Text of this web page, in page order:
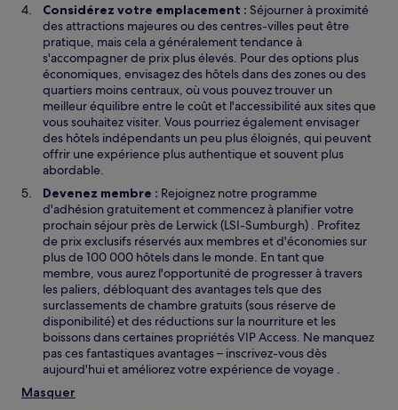
Considérez votre emplacement : Séjourner à proximité
des attractions majeures ou des centres-villes peut être
pratique, mais cela a généralement tendance à
s'accompagner de prix plus élevés. Pour des options plus
économiques, envisagez des hôtels dans des zones ou des
quartiers moins centraux, où vous pouvez trouver un
meilleur équilibre entre le coût et l'accessibilité aux sites que
vous souhaitez visiter. Vous pourriez également envisager
des hôtels indépendants un peu plus éloignés, qui peuvent
offrir une expérience plus authentique et souvent plus
abordable.
Devenez membre : Rejoignez notre programme
d'adhésion gratuitement et commencez à planifier votre
prochain séjour près de Lerwick (LSI-Sumburgh) . Profitez
de prix exclusifs réservés aux membres et d'économies sur
plus de 100 000 hôtels dans le monde. En tant que
membre, vous aurez l'opportunité de progresser à travers
les paliers, débloquant des avantages tels que des
surclassements de chambre gratuits (sous réserve de
disponibilité) et des réductions sur la nourriture et les
boissons dans certaines propriétés VIP Access. Ne manquez
pas ces fantastiques avantages – inscrivez-vous dès
aujourd'hui et améliorez votre expérience de voyage .
Masquer